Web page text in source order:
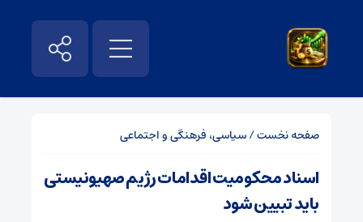
صفحه نخست/سیاسی، فرهنگی و اجتماعی
اسناد محکومیت اقدامات رژیم صهیونیستی
باید تبیین شود